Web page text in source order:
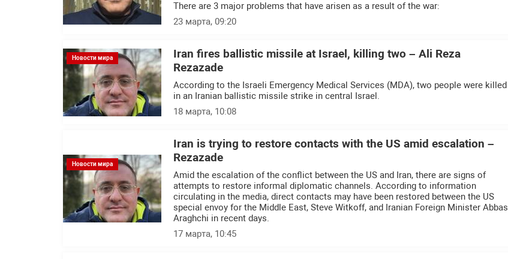
There are 3 major problems that have arisen as a result of the war:
23 марта, 09:20
Новости мира
Iran fires ballistic missile at Israel, killing two – Ali Reza
Rezazade
According to the Israeli Emergency Medical Services (MDA), two people were killed
in an Iranian ballistic missile strike in central Israel.
18 марта, 10:08
Новости мира
Iran is trying to restore contacts with the US amid escalation –
Rezazade
Amid the escalation of the conflict between the US and Iran, there are signs of
attempts to restore informal diplomatic channels. According to information
circulating in the media, direct contacts may have been restored between the US
special envoy for the Middle East, Steve Witkoff, and Iranian Foreign Minister Abbas
Araghchi in recent days.
17 марта, 10:45